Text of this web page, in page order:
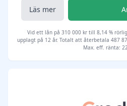
Läs mer
Vid ett lån på 310 000 kr till 8,14 %
upplagt på 12 år. Totalt att återbetala 487
Max. eff. ränta: